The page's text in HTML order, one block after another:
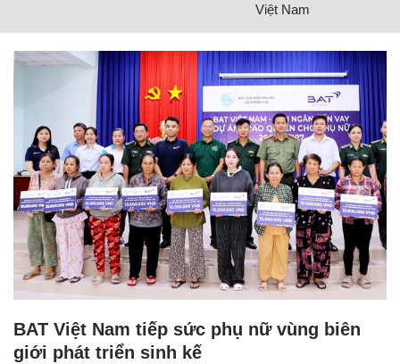
Việt Nam
BAT Việt Nam tiếp sức phụ nữ vùng biên
giới phát triển sinh kế